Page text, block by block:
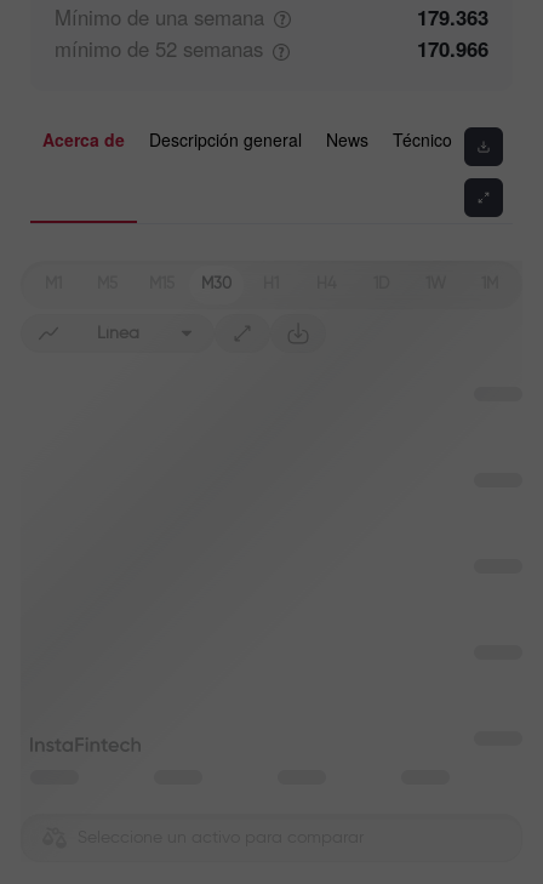
Mínimo de una semana
179.363
mínimo de 52 semanas 170.966
Acerca de Descripción general News Técnico
M30
Línea